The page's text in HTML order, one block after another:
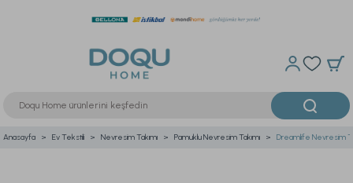
Anasayfa Ev Tekstili Nevresim Takımı Pamuklu Nevresim Takımı Dreamlife Nevresim